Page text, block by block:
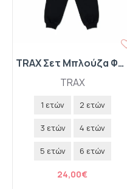
TRAX
TRAX Σετ Μπλούζα Φούτερ και Παντελόνι Φόρμας "Airplane" 50923 Dusty
1 ετών 2 ετών
3 ετών 4 ετών
5 ετών 6 ετών
24,00€